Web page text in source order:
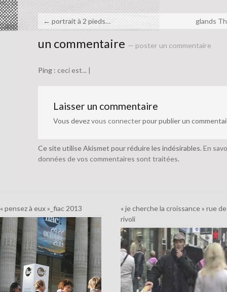
← portrait à 2 pieds… glands
un commentaire — poster un commentaire
Ping : ceci est... |
Laisser un commentaire
Vous devezvous connecterpour publier un
Ce site utilise Akismet pour réduire les indésirables. En
données de vos commentaires sont traitées.
« pensez à eux »_fiac 2013
« je cherche la croissance » rue de
rivoli